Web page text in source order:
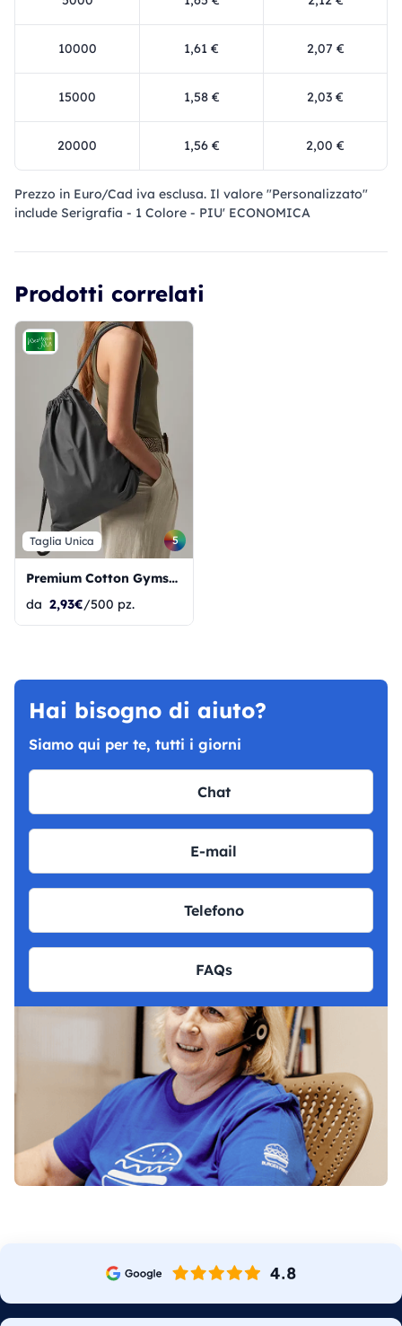
10000 1,61 € 2,07 €
15000 1,58 € 2,03 €
20000 1,56 € 2,00 €
Prezzo in Euro/Cad iva esclusa. Il valore "Personalizzato"
include Serigrafia - 1 Colore - PIU' ECONOMICA
Prodotti correlati
Taglia Unica 5
Premium Cotton Gymsac
da 2,93€/500 pz.
Hai bisogno di aiuto?
Siamo qui per te, tutti i giorni
Chat
E-mail
Telefono
FAQs